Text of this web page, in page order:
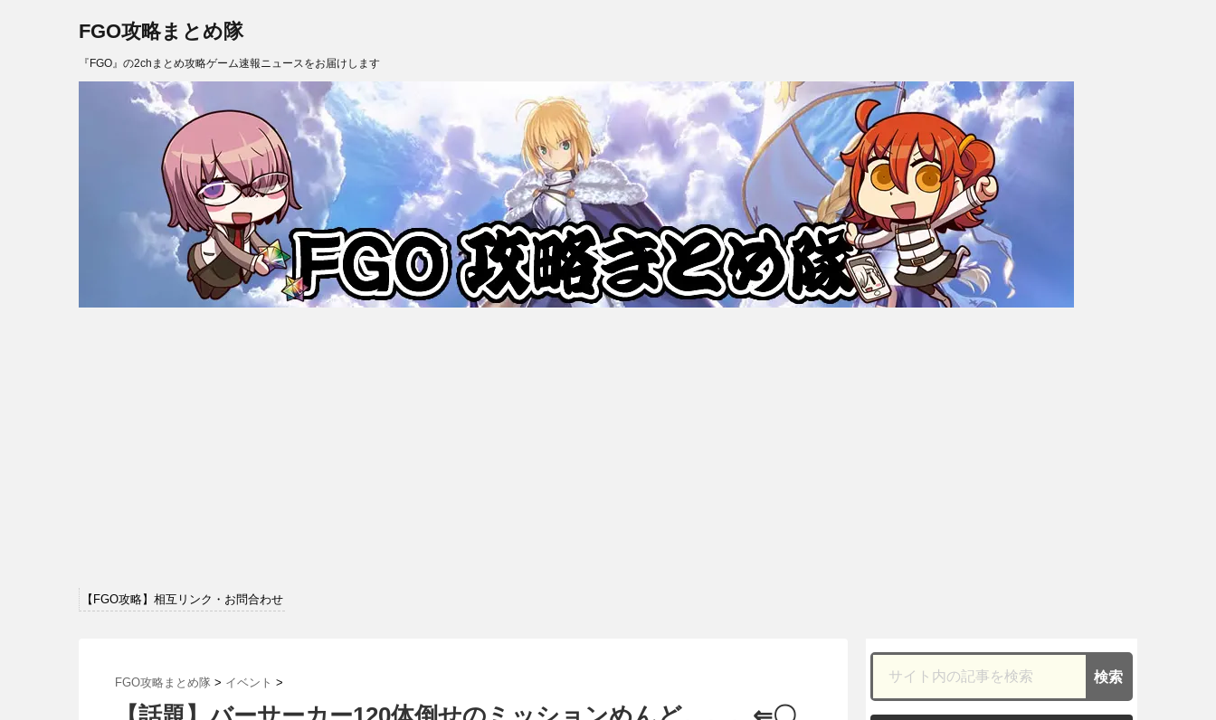
FGO攻略まとめ隊
『FGO』の2chまとめ攻略ゲーム速報ニュースをお届けします
【FGO攻略】相互リンク・お問合わせ
FGO攻略まとめ隊 > イベント >